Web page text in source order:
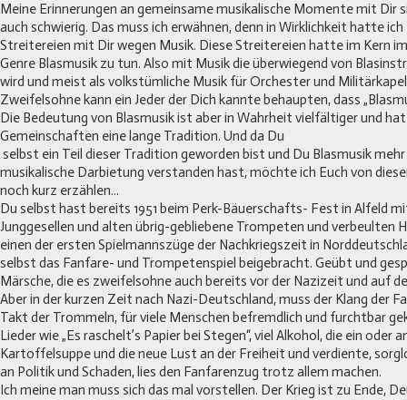
Meine Erinnerungen an gemeinsame musikalische Momente mit Dir
auch schwierig. Das muss ich erwähnen, denn in Wirklichkeit hatte
Streitereien mit Dir wegen Musik. Diese Streitereien hatte im Kern
Genre Blasmusik zu tun. Also mit Musik die überwiegend von
wird und meist als volkstümliche Musik für Orchester und
Zweifelsohne kann ein Jeder der Dich kannte behaupten, dass
Die Bedeutung von Blasmusik ist aber in Wahrheit vielfältiger und
Gemeinschaften eine lange Tradition. Und da Du
selbst ein Teil dieser Tradition geworden bist und Du Blasmusik mehr
musikalische Darbietung verstanden hast, möchte ich Euch von
noch kurz erzählen...
Du selbst hast bereits 1951 beim Perk-Bäuerschafts- Fest in Alfeld
Junggesellen und alten übrig-gebliebene Trompeten und verbeulten
einen der ersten Spielmannszüge der Nachkriegszeit in
selbst das Fanfare- und Trompetenspiel beigebracht. Geübt und
Märsche, die es zweifelsohne auch bereits vor der Nazizeit und auf
Aber in der kurzen Zeit nach Nazi-Deutschland, muss der Klang der
Takt der Trommeln, für viele Menschen befremdlich und furchtbar
Lieder wie „Es raschelt’s Papier bei Stegen“, viel Alkohol, die ein oder
Kartoffelsuppe und die neue Lust an der Freiheit und verdiente,
an Politik und Schaden, lies den Fanfarenzug trotz allem machen.
Ich meine man muss sich das mal vorstellen. Der Krieg ist zu Ende,